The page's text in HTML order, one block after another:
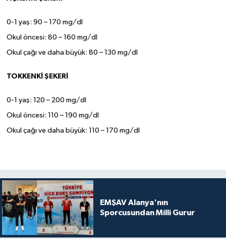
0-1 yaş: 90 – 170 mg/dl
Okul öncesi: 80 – 160 mg/dl
Okul çağı ve daha büyük: 80 – 130 mg/dl
TOKKENKİ ŞEKERİ
0-1 yaş: 120 – 200 mg/dl
Okul öncesi: 110 – 190 mg/dl
Okul çağı ve daha büyük: 110 – 170 mg/dl
EMŞAV Alanya'nın
Sporcusundan Milli Gurur